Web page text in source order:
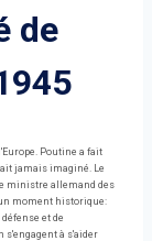
de
Poutine a fait
jamais imaginé. Le
ministre allemand des
moment historique:
et de
s'engagent à s'aider